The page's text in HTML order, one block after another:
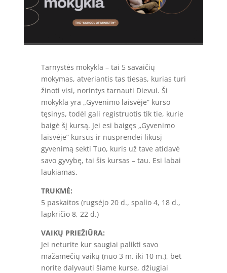
Tarnystės mokykla – tai 5 savaičių
mokymas, atveriantis tas tiesas, kurias turi
žinoti visi, norintys tarnauti Dievui. Ši
mokykla yra „Gyvenimo laisvėje” kurso
tęsinys, todėl gali registruotis tik tie, kurie
baigė šį kursą. Jei esi baigęs „Gyvenimo
laisvėje” kursus ir nusprendei likusį
gyvenimą sekti Tuo, kuris už tave atidavė
savo gyvybę, tai šis kursas – tau. Esi labai
laukiamas.
TRUKMĖ:
5 paskaitos (rugsėjo 20 d., spalio 4, 18 d.,
lapkričio 8, 22 d.)
VAIKŲ PRIEŽIŪRA:
Jei neturite kur saugiai palikti savo
mažamečių vaikų (nuo 3 m. iki 10 m.), bet
norite dalyvauti šiame kurse, džiugiai